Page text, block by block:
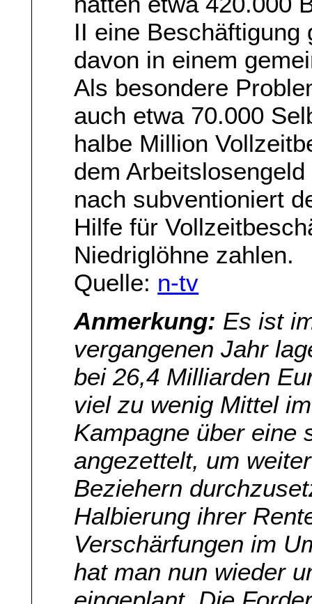
II eine Beschäftigung
davon in einem
Als besondere
auch etwa 70.000
halbe Million
dem
nach subventioniert
Hilfe für
Niedriglöhne zahlen.
Quelle: n-tv
Anmerkung: Es ist
vergangenen Jahr
bei 26,4 Milliarden
viel zu wenig Mittel
Kampagne über eine
angezettelt, um
Beziehern
Halbierung ihrer
Verschärfungen im
hat man nun wieder